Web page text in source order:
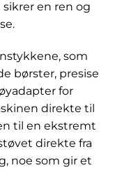
en ren og
som
børster, presise
for
direkte til
til en ekstremt
direkte fra
noe som gir et